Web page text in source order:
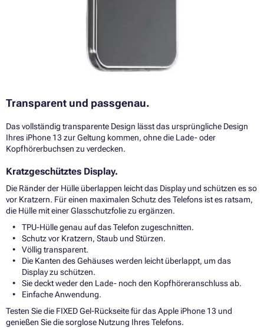
Transparent und passgenau.
Das vollständig transparente Design lässt das ursprüngliche Design
Ihres iPhone 13 zur Geltung kommen, ohne die Lade- oder
Kopfhörerbuchsen zu verdecken.
Kratzgeschütztes Display.
Die Ränder der Hülle überlappen leicht das Display und schützen es so
vor Kratzern. Für einen maximalen Schutz des Telefons ist es ratsam,
die Hülle mit einer Glasschutzfolie zu ergänzen.
TPU-Hülle genau auf das Telefon zugeschnitten.
Schutz vor Kratzern, Staub und Stürzen.
Völlig transparent.
Die Kanten des Gehäuses werden leicht überlappt, um das
Display zu schützen.
Sie deckt weder den Lade- noch den Kopfhöreranschluss ab.
Einfache Anwendung.
Testen Sie die FIXED Gel-Rückseite für das Apple iPhone 13 und
genießen Sie die sorglose Nutzung Ihres Telefons.